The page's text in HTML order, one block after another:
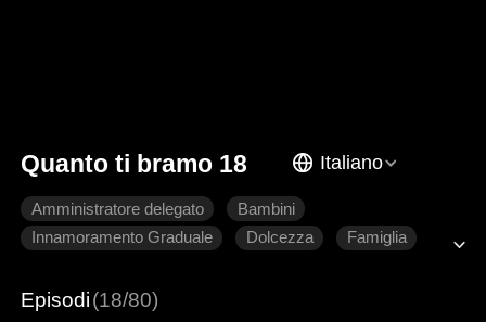
Quanto ti bramo 18 Italiano
Amministratore delegato
Bambini
Innamoramento Graduale
Dolcezza
Famiglia
Episodi(18/80)